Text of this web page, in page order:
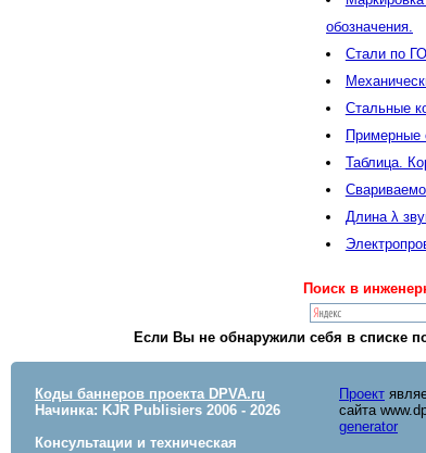
обозначения.
Стали по
Стальные
Примерные
Таблица.
Длина λ
Поиск в
Если Вы не обнаружили себя в списке
Коды баннеров проекта DPVA.ru
Начинка: KJR Publisiers 2006 - 2026
Консультации и техническая
Проект
сайта
generator